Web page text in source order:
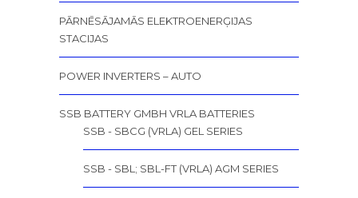
PĀRNĒSĀJAMĀS ELEKTROENERĢIJAS
STACIJAS
POWER INVERTERS – AUTO
SSB BATTERY GMBH VRLA BATTERIES
SSB - SBCG (VRLA) GEL SERIES
SSB - SBL; SBL-FT (VRLA) AGM SERIES